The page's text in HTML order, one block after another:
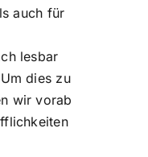
auch für
lesbar
dies zu
wir vorab